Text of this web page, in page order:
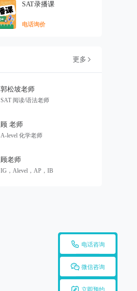
 电话咨询
 微信咨询
 立即预约
SAT录播课
电话询价
更多 
郭松坡老师
SAT 阅读/语法老师
顾 老师
A-level 化学老师
顾老师
IG，Alevel，AP，IB